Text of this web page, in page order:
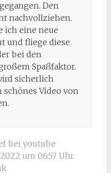
Den
nachvollziehen.
ich eine neue
und fliege diese
bei den
Spaßfaktor.
sicherlich
Video von
bei youtube
um 06:57 Uhr